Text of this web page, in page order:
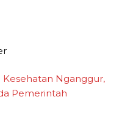
Kesehatan Nganggur,
Pemerintah